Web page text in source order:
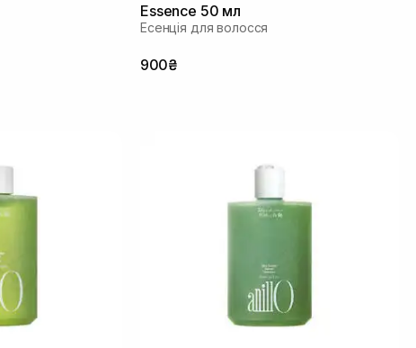
Essence 50 мл
Есенція для волосся
900₴